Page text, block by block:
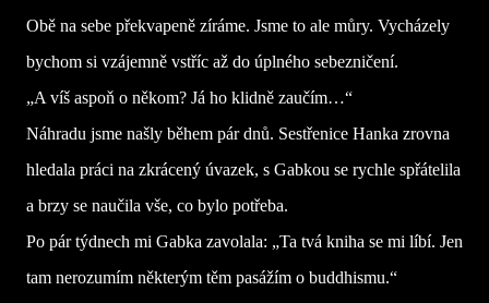
Obě na sebe překvapeně zíráme. Jsme to ale můry. Vycházely
bychom si vzájemně vstříc až do úplného sebezničení.
„A víš aspoň o někom? Já ho klidně zaučím…“
Náhradu jsme našly během pár dnů. Sestřenice Hanka zrovna
hledala práci na zkrácený úvazek, s Gabkou se rychle spřátelila
a brzy se naučila vše, co bylo potřeba.
Po pár týdnech mi Gabka zavolala: „Ta tvá kniha se mi líbí. Jen
tam nerozumím některým těm pasážím o buddhismu.“